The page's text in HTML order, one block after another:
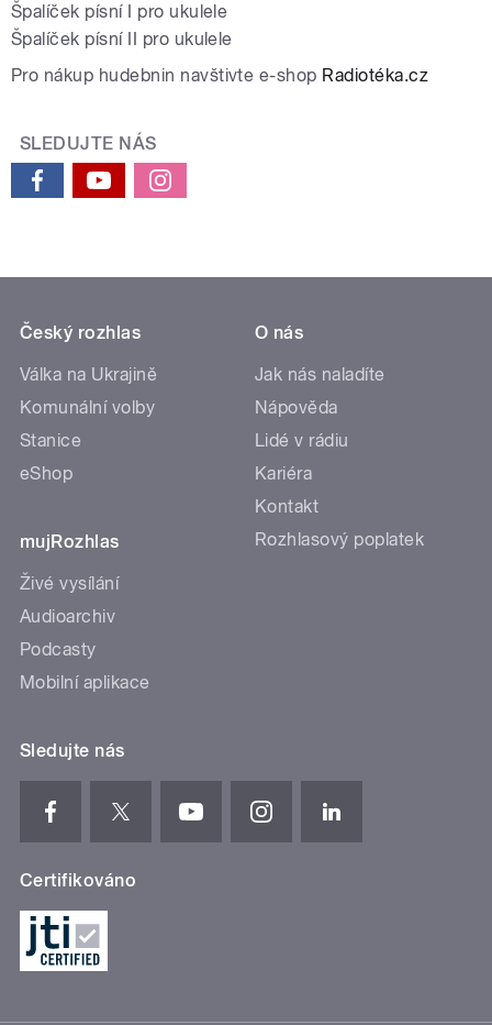
Špalíček písní I pro ukulele
Špalíček písní II pro ukulele
Pro nákup hudebnin navštivte e-shop Radiotéka.cz
SLEDUJTE NÁS
Český rozhlas
Válka na Ukrajině
Komunální volby
Stanice
eShop
mujRozhlas
Živé vysílání
Audioarchiv
Podcasty
Mobilní aplikace
O nás
Jak nás naladíte
Nápověda
Lidé v rádiu
Kariéra
Kontakt
Rozhlasový poplatek
Sledujte nás
Certifikováno